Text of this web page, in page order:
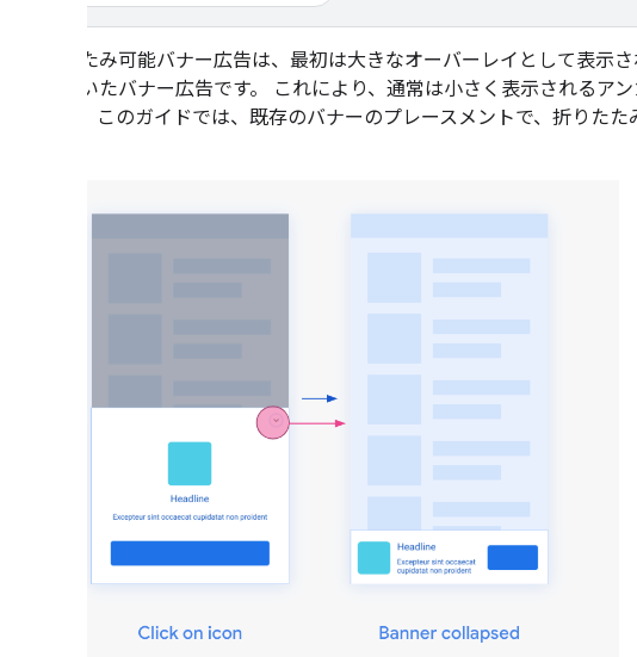
折りたたみ可能バナー広告は、最初は大きなオーバーレイとして表示
ンが付いたバナー広告です。 これにより、通常は小さく表示されるア
きます。このガイドでは、既存のバナーのプレースメントで、折りた